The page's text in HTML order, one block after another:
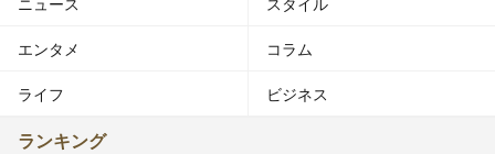
エンタメ コラム
ライフ ビジネス
ランキング